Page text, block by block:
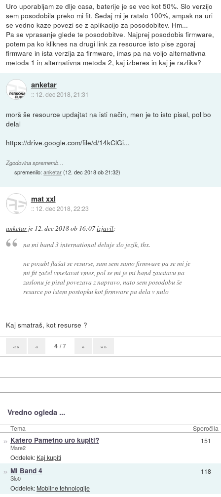
Uro uporabljam ze dlje casa, baterije je se vec kot 50%. Slo verzijo
sem posodobila preko mi fit. Sedaj mi je ratalo 100%, ampak na uri
se vedno kaze povezi se z aplikacijo za posodobitev. Hm...
Pa se vprasanje glede te posodobitve. Najprej posodobis firmware,
potem pa ko kliknes na drugi link za resource isto pise zgoraj
firmware in ista verzija za firmware, imas pa na voljo alternativna
metoda 1 in alternativna metoda 2, kaj izberes in kaj je razlika?
anketar
:: 12. dec 2018, 21:31
morš še resource updajtat na isti način, men je to isto pisal, pol bo
delal
https://drive.google.com/file/d/14kClGi...
Zgodovina sprememb…
spremenilo:anketar(12. dec 2018 ob 21:32)
mat xxl
:: 12. dec 2018, 22:23
anketarje 12. dec 2018 ob 16:07izjavil:
na mi band 3 international deluje slo jezik, thx.
ne pozabt flašat se resurse, sam sem samo firmware pa se mi je
mi fit začel vmešavat vmes, pol se mi je mi band zaustavu na
zaslonu je pisal povezava z napravo, nato sem posodobu še
resurce po istem postopku kot firmware pa dela v nulo
Kaj smatraš, kot resurse ?
«« « 4 / 7 » »»
Vredno ogleda ...
Tema Sporočila
» Katero Pametno uro kupiti?
Mare2
Oddelek: Kaj kupiti
151
» Mi Band 4
Slo0
Oddelek: Mobilne tehnologije
118